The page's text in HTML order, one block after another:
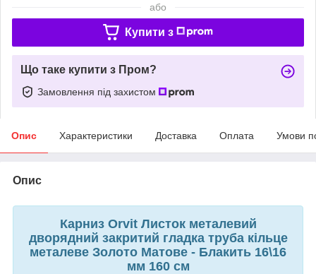
або
Купити з
Що таке купити з Пром?
Замовлення під захистом
Опис Характеристики Доставка Оплата Умови
Опис
Карниз Orvit Листок металевий
дворядний закритий гладка труба кільце
металеве Золото Матове - Блакить 16\16
мм 160 см